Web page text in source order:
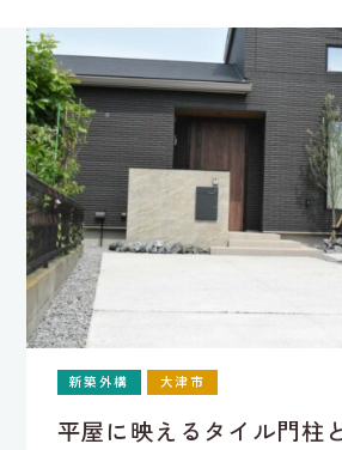
新築外構 大津市
平屋に映えるタイル門柱